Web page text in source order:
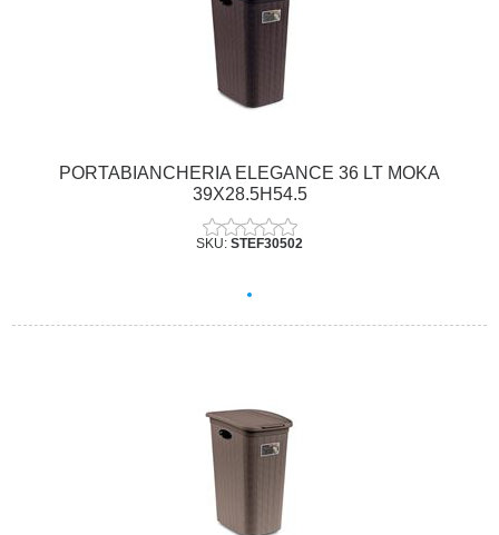
PORTABIANCHERIA ELEGANCE 36 LT MOKA
39X28.5H54.5
SKU: STEF30502